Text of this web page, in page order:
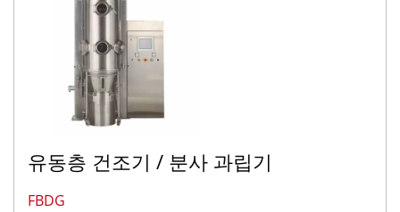
유동층 건조기 / 분사 과립기
FBDG